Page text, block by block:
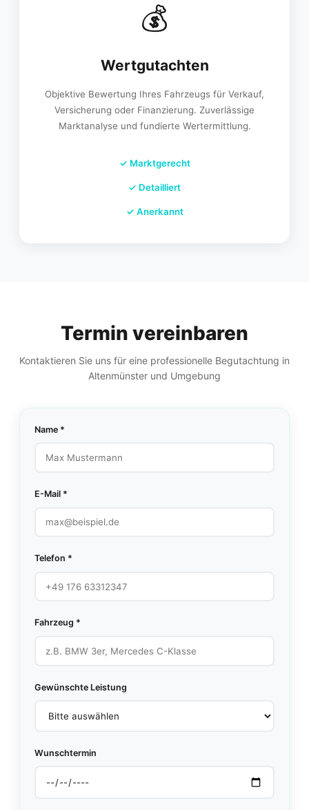
💰
Wertgutachten
Objektive Bewertung Ihres Fahrzeugs für Verkauf,
Versicherung oder Finanzierung. Zuverlässige
Marktanalyse und fundierte Wertermittlung.
✓ Marktgerecht
✓ Detailliert
✓ Anerkannt
Termin vereinbaren
Kontaktieren Sie uns für eine professionelle Begutachtung in
Altenmünster und Umgebung
Name *
E-Mail *
Telefon *
Fahrzeug *
Gewünschte Leistung
Wunschtermin